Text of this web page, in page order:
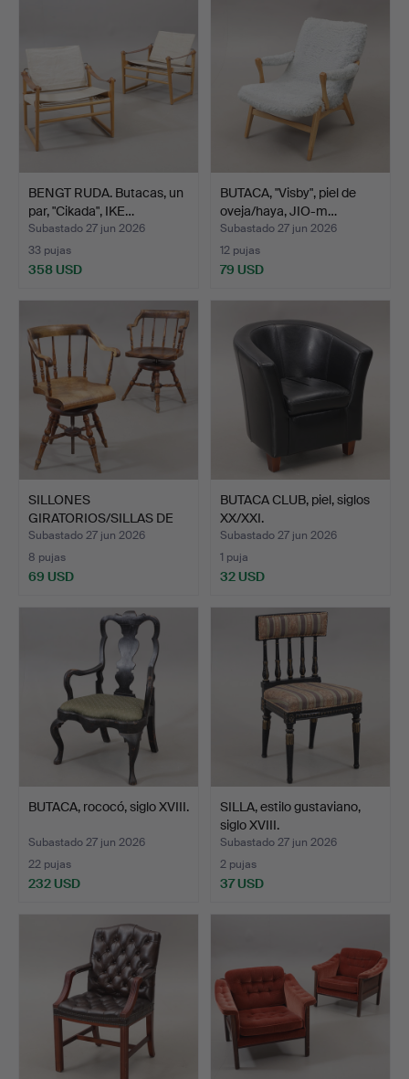
BENGT RUDA. Butacas, un
par, "Cikada", IKE…
Subastado 27 jun 2026
33 pujas
358 USD
BUTACA, "Visby", piel de
oveja/haya, JIO-m…
Subastado 27 jun 2026
12 pujas
79 USD
SILLONES
GIRATORIOS/SILLAS DE
ESCRITORIO, …
Subastado 27 jun 2026
8 pujas
69 USD
BUTACA CLUB, piel, siglos
XX/XXI.
Subastado 27 jun 2026
1 puja
32 USD
BUTACA, rococó, siglo XVIII.
Subastado 27 jun 2026
22 pujas
232 USD
SILLA, estilo gustaviano,
siglo XVIII.
Subastado 27 jun 2026
2 pujas
37 USD